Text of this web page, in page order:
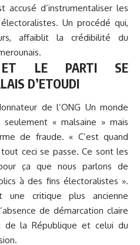
accusé d’instrumentaliser les
Un procédé qui,
affaiblit la crédibilité du
ET LE PARTI SE
D’ETOUDI
de l’ONG Un monde
« malsaine » mais
de fraude. « C’est quand
ceci se passe. Ce sont les
ça que nous parlons de
à des fins électoralistes ».
une critique plus ancienne
de démarcation claire
la République et celui du